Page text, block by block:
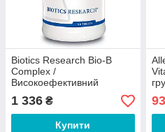
Biotics Research Bio-B
Complex /
Високоефективний
комплекс вітамінів групи Б
90 таблеток
1 336 ₴
Купити